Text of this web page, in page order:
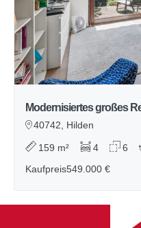
Modernisiertes großes
40742, Hilden
159 m² 4 6
Kaufpreis549.000 €